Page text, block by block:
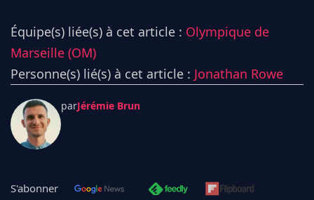
Équipe(s) liée(s) à cet article : Olympique de
Marseille (OM)
Personne(s) lié(s) à cet article : Jonathan Rowe
parJérémie Brun
S'abonner